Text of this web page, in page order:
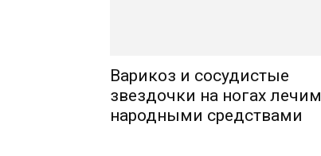
Варикоз и сосудистые
звездочки на ногах лечим
народными средствами